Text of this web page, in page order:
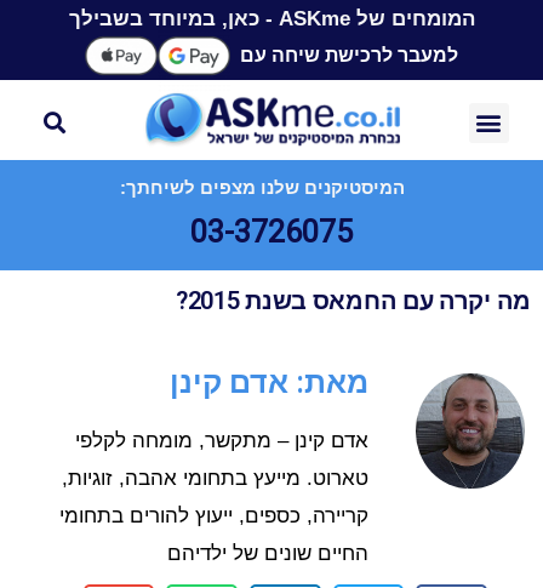
המומחים של ASKme - כאן, במיוחד בשבילך
למעבר לרכישת שיחה עם
המיסטיקנים שלנו מצפים לשיחתך:
03-3726075
מה יקרה עם החמאס בשנת 2015?
מאת: אדם קינן
אדם קינן – מתקשר, מומחה לקלפי
טארוט. מייעץ בתחומי אהבה, זוגיות,
קריירה, כספים, ייעוץ להורים בתחומי
החיים שונים של ילדיהם